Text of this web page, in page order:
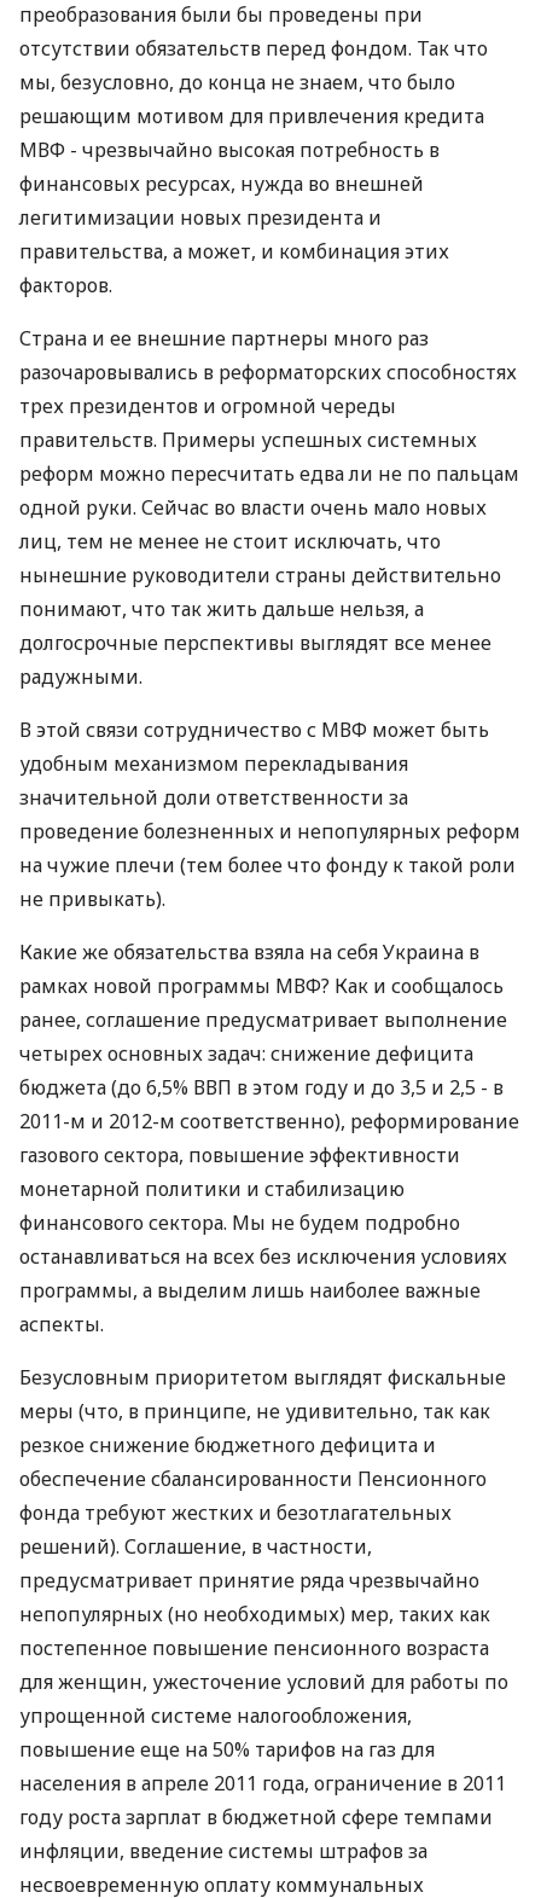
преобразования были бы проведены при
отсутствии обязательств перед фондом. Так что
мы, безусловно, до конца не знаем, что было
решающим мотивом для привлечения кредита
МВФ - чрезвычайно высокая потребность в
финансовых ресурсах, нужда во внешней
легитимизации новых президента и
правительства, а может, и комбинация этих
факторов.
Страна и ее внешние партнеры много раз
разочаровывались в реформаторских способностях
трех президентов и огромной череды
правительств. Примеры успешных системных
реформ можно пересчитать едва ли не по пальцам
одной руки. Сейчас во власти очень мало новых
лиц, тем не менее не стоит исключать, что
нынешние руководители страны действительно
понимают, что так жить дальше нельзя, а
долгосрочные перспективы выглядят все менее
радужными.
В этой связи сотрудничество с МВФ может быть
удобным механизмом перекладывания
значительной доли ответственности за
проведение болезненных и непопулярных реформ
на чужие плечи (тем более что фонду к такой роли
не привыкать).
Какие же обязательства взяла на себя Украина в
рамках новой программы МВФ? Как и сообщалось
ранее, соглашение предусматривает выполнение
четырех основных задач: снижение дефицита
бюджета (до 6,5% ВВП в этом году и до 3,5 и 2,5 - в
2011-м и 2012-м соответственно), реформирование
газового сектора, повышение эффективности
монетарной политики и стабилизацию
финансового сектора. Мы не будем подробно
останавливаться на всех без исключения условиях
программы, а выделим лишь наиболее важные
аспекты.
Безусловным приоритетом выглядят фискальные
меры (что, в принципе, не удивительно, так как
резкое снижение бюджетного дефицита и
обеспечение сбалансированности Пенсионного
фонда требуют жестких и безотлагательных
решений). Соглашение, в частности,
предусматривает принятие ряда чрезвычайно
непопулярных (но необходимых) мер, таких как
постепенное повышение пенсионного возраста
для женщин, ужесточение условий для работы по
упрощенной системе налогообложения,
повышение еще на 50% тарифов на газ для
населения в апреле 2011 года, ограничение в 2011
году роста зарплат в бюджетной сфере темпами
инфляции, введение системы штрафов за
несвоевременную оплату коммунальных